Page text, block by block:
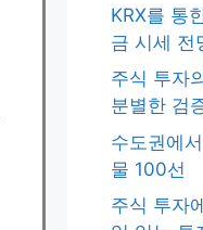
KRX를 통
금 시세 전
주식 투자
분별한 검
수도권에
물 100선
주식 투자